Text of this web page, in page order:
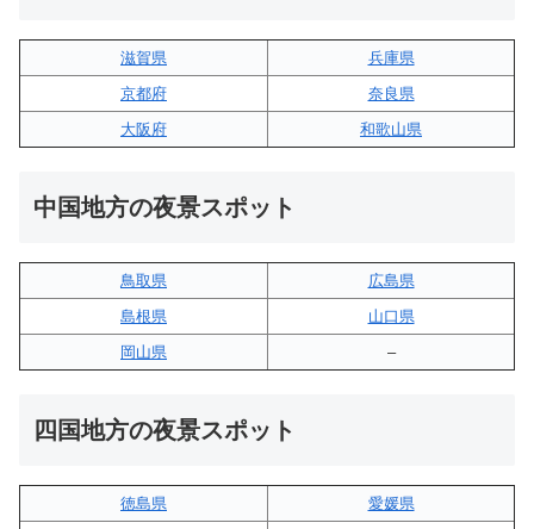
滋賀県
兵庫県
京都府
奈良県
大阪府
和歌山県
中国地方の夜景スポット
鳥取県
広島県
島根県
山口県
岡山県
–
四国地方の夜景スポット
徳島県
愛媛県